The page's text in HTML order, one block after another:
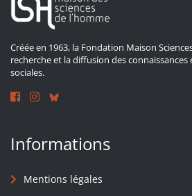
Créée en 1963, la Fondation Maison
recherche et la diffusion des connaissances
sociales.
Informations
Mentions légales